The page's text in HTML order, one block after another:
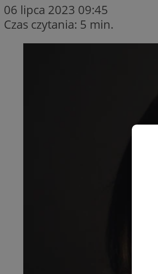
06 lipca 2023 09:45
Czas czytania: 5 min.